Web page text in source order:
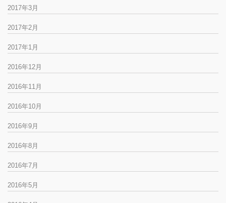
2017年3月
2017年2月
2017年1月
2016年12月
2016年11月
2016年10月
2016年9月
2016年8月
2016年7月
2016年5月